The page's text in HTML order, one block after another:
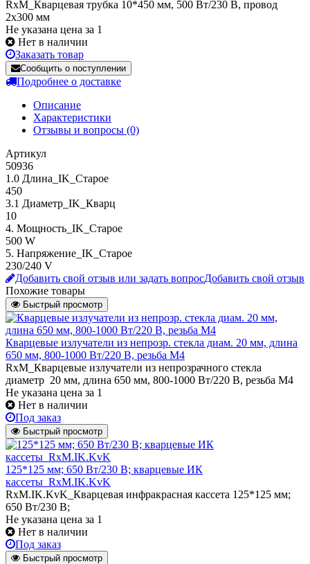
RxM_Кварцевая трубка 10*450 мм, 500 Вт/230 В, провод
2х300 мм
Не указана цена за 1
Нет в наличии
Заказать товар
Сообщить о поступлении
Подробнее о доставке
Описание
Характеристики
Отзывы и вопросы (0)
Артикул
50936
1.0 Длина_IK_Старое
450
3.1 Диаметр_IK_Кварц
10
4. Мощность_IK_Старое
500 W
5. Напряжение_IK_Старое
230/240 V
Добавить свой отзыв или задать вопросДобавить свой отзыв
Похожие товары
Быстрый просмотр
Кварцевые излучатели из непрозр. стекла диам. 20 мм, длина
650 мм, 800-1000 Вт/220 В, резьба М4
RxM_Кварцевые излучатели из непрозрачного стекла
диаметр 20 мм, длина 650 мм, 800-1000 Вт/220 В, резьба М4
Не указана цена за 1
Нет в наличии
Под заказ
Быстрый просмотр
125*125 мм; 650 Вт/230 В; кварцевые ИК
кассеты_RxM.IK.KvK
RxM.IK.KvK_Кварцевая инфракрасная кассета 125*125 мм;
650 Вт/230 В;
Не указана цена за 1
Нет в наличии
Под заказ
Быстрый просмотр